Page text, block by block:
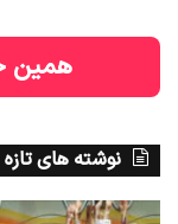
همین
نوشته های تازه